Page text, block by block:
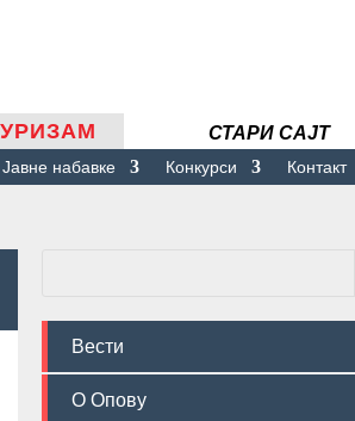
СТАРИ САЈТ
Јавне набавке Конкурси Контакт
Вести
О Опову